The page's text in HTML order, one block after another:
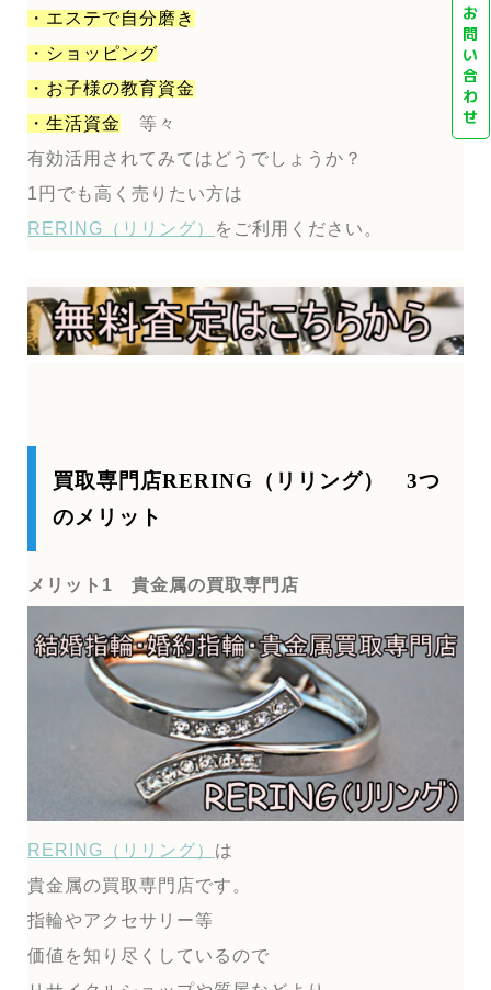
・エステで自分磨き
・ショッピング
・お子様の教育資金
・生活資金
等々
有効活用されてみてはどうでしょうか？
1円でも高く売りたい方は
RERING（リリング）
をご利用ください。
買取専門店RERING（リリング） 3つ
のメリット
メリット1 貴金属の買取専門店
RERING（リリング） は
貴金属の買取専門店です。
指輪やアクセサリー等
価値を知り尽くしているので
お
問
い
合
わ
せ